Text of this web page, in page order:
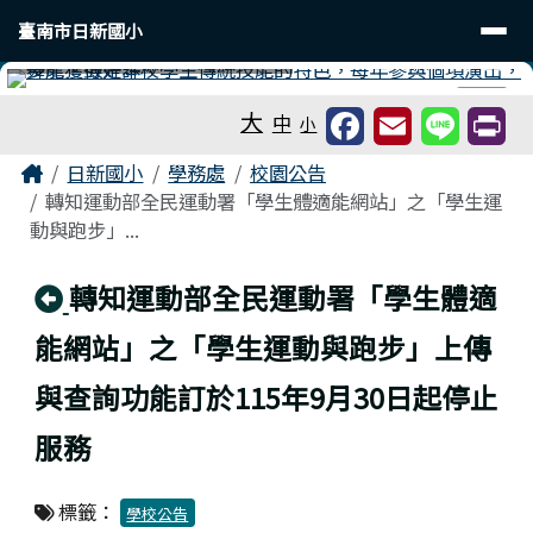
臺南市日新國小
導覽列
臺南市日新國小
⏸
大 中 小
主內容區域
Home日新國小 學務處
校園公告
轉知運動部全民運動署「學生體適能網站」之「學生運
動與跑步」...
回上頁
轉知運動部全民運動署「學生體適
能網站」之「學生運動與跑步」上傳
與查詢功能訂於115年9月30日起停止
服務
標籤： 學校公告
頁尾區域